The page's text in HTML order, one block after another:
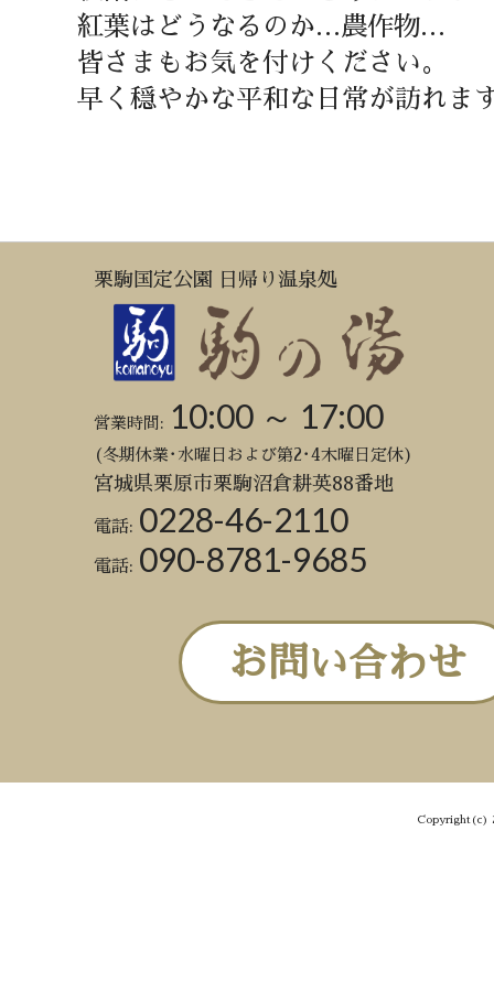
紅葉はどうなるのか…農作物…
皆さまもお気を付けください。
早く穏やかな平和な日常が訪れま
栗駒国定公園 日帰り温泉処
営業時間: 10:00 ～ 17:00
(冬期休業･水曜日および第2･4木曜日定休)
宮城県栗原市栗駒沼倉耕英88番地
電話: 0228-46-2110
電話: 090-8781-9685
お問い合わせ
Copyright(c)